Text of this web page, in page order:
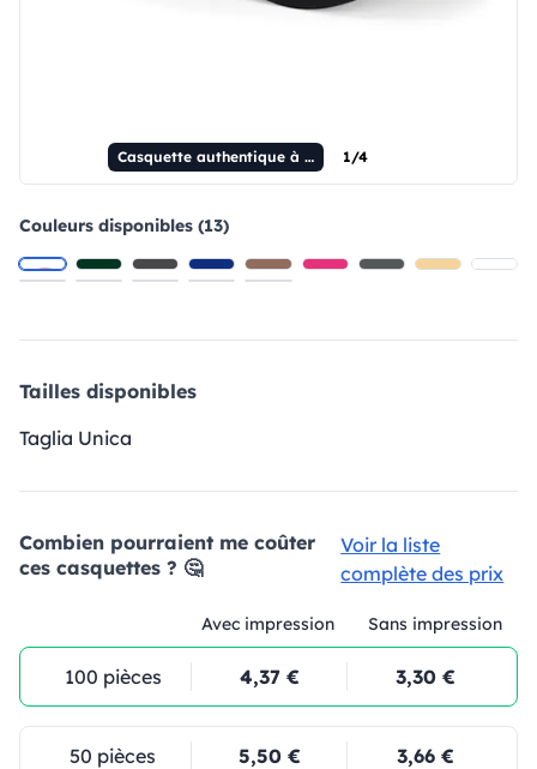
Casquette authentique à 5 panneaux 1/4
Couleurs disponibles (13)
Tailles disponibles
Taglia Unica
Combien pourraient me coûter
ces casquettes ? 🤔
Voir la liste
complète des prix
Avec impression Sans impression
100 pièces 4,37 € 3,30 €
50 pièces 5,50 € 3,66 €